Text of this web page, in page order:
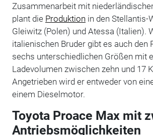
Zusammenarbeit mit
plant die Produktion in den Stellantis-
Gleiwitz (Polen) und Atessa (Italien).
italienischen Bruder gibt es auch den
sechs unterschiedlichen Größen mit
Ladevolumen zwischen zehn und 17
Angetrieben wird er entweder von
einem Dieselmotor.
Toyota Proace Max mit
Antriebsmöglichkeiten